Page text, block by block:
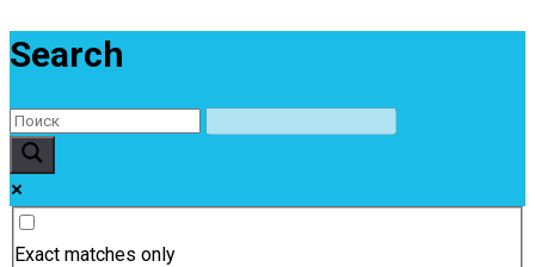
Search
Exact matches only